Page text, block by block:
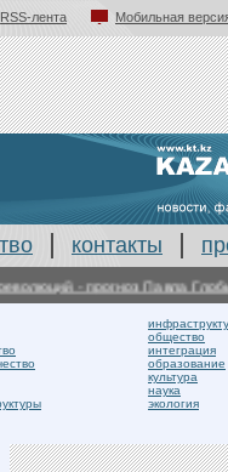
RSS-лента
Мобильная
контакты
- прогноз Павла Глобы
общество
интеграция
образование
культура
наука
экология